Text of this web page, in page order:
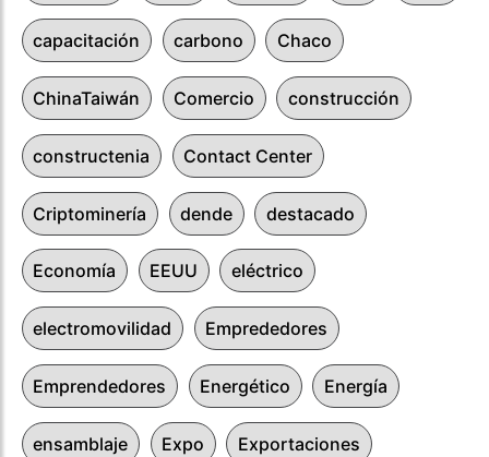
capacitación carbono Chaco
ChinaTaiwán Comercio construcción
constructenia Contact Center
Criptominería dende destacado
Economía EEUU eléctrico
electromovilidad Emprededores
Emprendedores Energético Energía
ensamblaje Expo Exportaciones